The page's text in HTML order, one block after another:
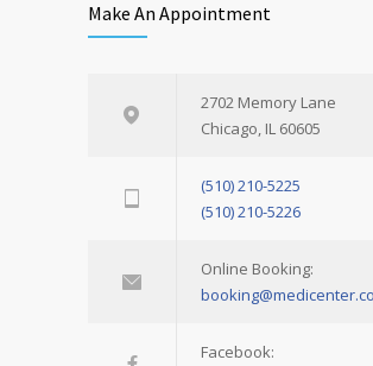
Make An Appointment
2702 Memory Lane
Chicago, IL 60605
(510) 210-5225
(510) 210-5226
Online Booking:
Facebook: